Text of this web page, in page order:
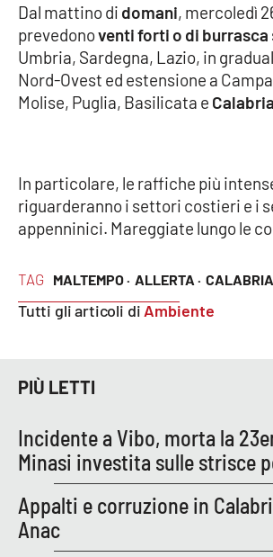
Società
Sport
Parchi Marini Calabria
Imprese Di Calabria
Venti di comunicazione
STREAMING
LaC TV
LaC Network
TAG MALTEMPO · ALLERTA · CALABRIA
Tutti gli articoli di Ambiente
Dal mattino di domani, mercoledì
prevedonoventi forti o di burrasca
Umbria, Sardegna, Lazio, in
Nord-Ovest ed estensione a
Molise, Puglia, Basilicata e Calabria
In particolare, le raffiche più
riguarderanno i settori costieri e i
appenninici. Mareggiate lungo le
PIÙ LETTI
Incidente a Vibo, morta la
Minasi investita sulle strisce
Appalti e corruzione in
Anac